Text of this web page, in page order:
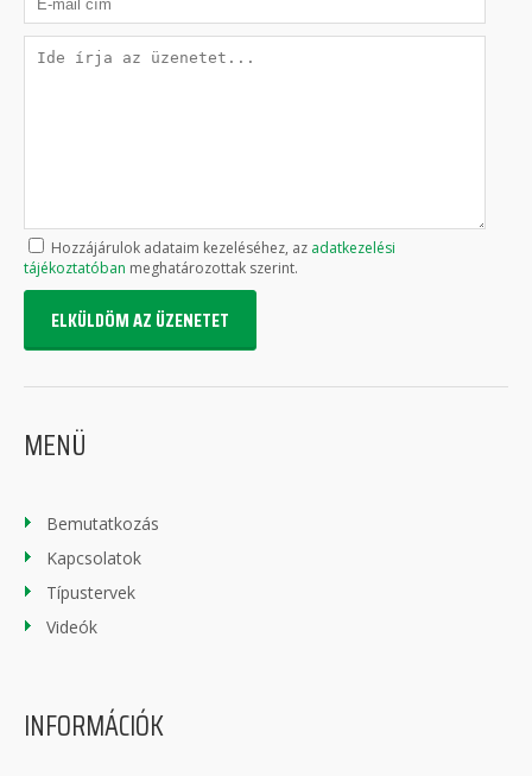
Hozzájárulok adataim kezeléséhez, az adatkezelési
tájékoztatóban meghatározottak szerint.
ELKÜLDÖM AZ ÜZENETET
MENÜ
Bemutatkozás
Kapcsolatok
Típustervek
Videók
INFORMÁCIÓK